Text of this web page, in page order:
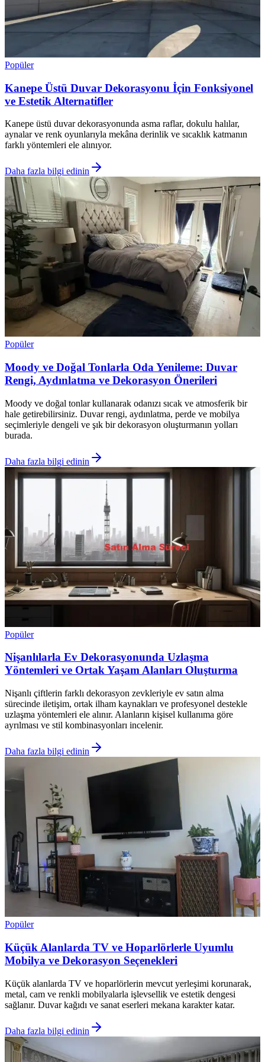
Popüler
Kanepe Üstü Duvar Dekorasyonu İçin Fonksiyonel
ve Estetik Alternatifler
Kanepe üstü duvar dekorasyonunda asma raflar, dokulu halılar,
aynalar ve renk oyunlarıyla mekâna derinlik ve sıcaklık katmanın
farklı yöntemleri ele alınıyor.
Daha fazla bilgi edinin
Popüler
Moody ve Doğal Tonlarla Oda Yenileme: Duvar
Rengi, Aydınlatma ve Dekorasyon Önerileri
Moody ve doğal tonlar kullanarak odanızı sıcak ve atmosferik bir
hale getirebilirsiniz. Duvar rengi, aydınlatma, perde ve mobilya
seçimleriyle dengeli ve şık bir dekorasyon oluşturmanın yolları
burada.
Daha fazla bilgi edinin
Popüler
Nişanlılarla Ev Dekorasyonunda Uzlaşma
Yöntemleri ve Ortak Yaşam Alanları Oluşturma
Nişanlı çiftlerin farklı dekorasyon zevkleriyle ev satın alma
sürecinde iletişim, ortak ilham kaynakları ve profesyonel destekle
uzlaşma yöntemleri ele alınır. Alanların kişisel kullanıma göre
ayrılması ve stil kombinasyonları incelenir.
Daha fazla bilgi edinin
Popüler
Küçük Alanlarda TV ve Hoparlörlerle Uyumlu
Mobilya ve Dekorasyon Seçenekleri
Küçük alanlarda TV ve hoparlörlerin mevcut yerleşimi korunarak,
metal, cam ve renkli mobilyalarla işlevsellik ve estetik dengesi
sağlanır. Duvar kağıdı ve sanat eserleri mekana karakter katar.
Daha fazla bilgi edinin